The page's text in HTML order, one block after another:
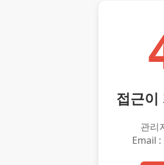
접근이
관리
Email